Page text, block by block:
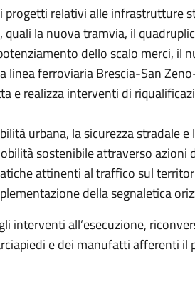
relativi alle infrastrutture
la nuova tramvia, il
dello scalo merci, il
linea ferroviaria Brescia-San
e realizza interventi di
urbana, la sicurezza stradale
sostenibile attraverso azioni
attinenti al traffico sul
della segnaletica
interventi all’esecuzione,
e dei manufatti afferenti il